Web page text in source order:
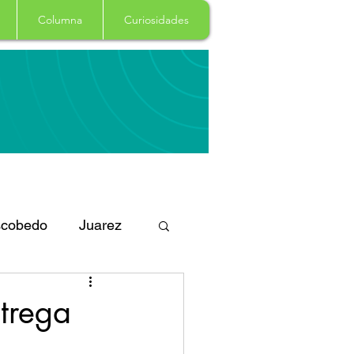
Columna Curiosidades
Juarez
Arte